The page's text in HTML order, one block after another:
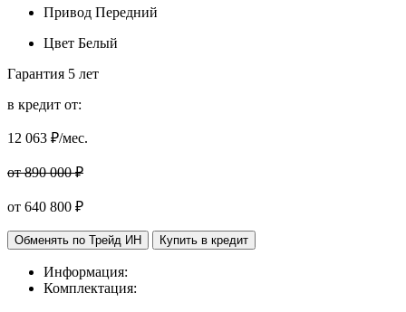
Привод Передний
Цвет Белый
Гарантия 5 лет
в кредит от:
12 063 ₽/мес.
от 890 000 ₽
от 640 800 ₽
Обменять по Трейд ИН Купить в кредит
Информация:
Комплектация: